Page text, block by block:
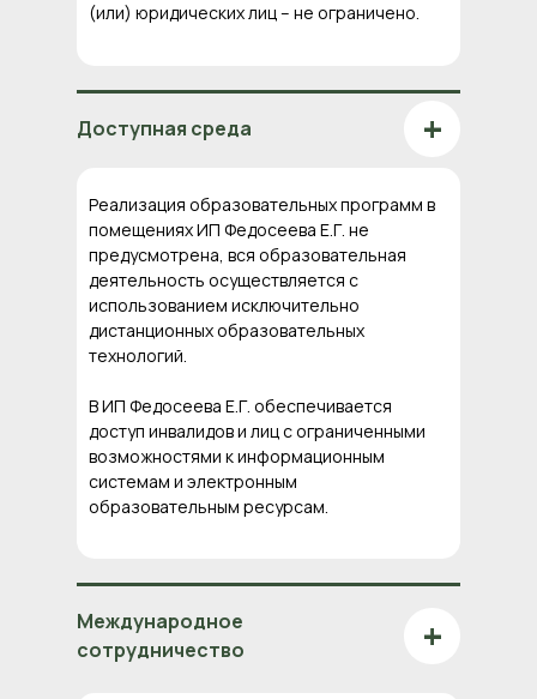
(или) юридических лиц – не ограничено.
Доступная среда +
Реализация образовательных программ в
помещениях ИП Федосеева Е.Г. не
предусмотрена, вся образовательная
деятельность осуществляется с
использованием исключительно
дистанционных образовательных
технологий.
В ИП Федосеева Е.Г. обеспечивается
доступ инвалидов и лиц с ограниченными
возможностями к информационным
системам и электронным
образовательным ресурсам.
Международное
сотрудничество
+